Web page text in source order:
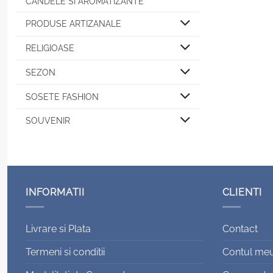
PRODUSE ARTIZANALE
RELIGIOASE
SEZON
SOSETE FASHION
SOUVENIR
INFORMATII
Livrare si Plata
Termeni si conditii
CLIENTI
Contact
Contul